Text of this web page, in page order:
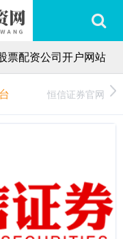
票配资公司开户网站
恒信证券官网